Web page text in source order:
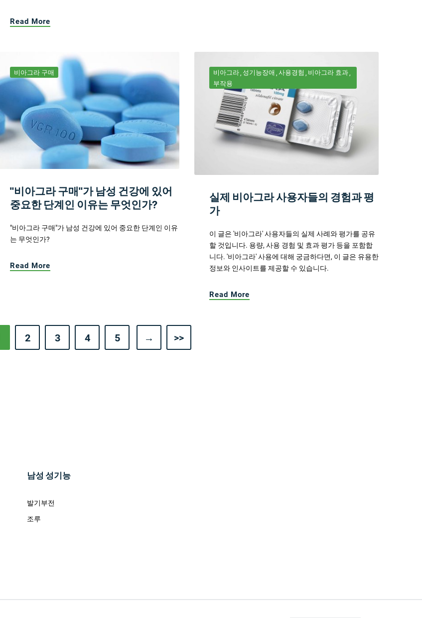
Read More
비아그라 구매
"비아그라 구매"가 남성 건강에 있어
중요한 단계인 이유는 무엇인가?
"비아그라 구매"가 남성 건강에 있어 중요한 단계인 이유
는 무엇인가?
Read More
비아그라 성기능장애 사용경험
비아그라 효과
부작용
실제 비아그라 사용자들의 경험과 평
가
이 글은 '비아그라' 사용자들의 실제 사례와 평가를 공유
할 것입니다. 용량, 사용 경험 및 효과 평가 등을 포함합
니다. '비아그라' 사용에 대해 궁금하다면, 이 글은 유용한
정보와 인사이트를 제공할 수 있습니다.
Read More
2 3 4 5 → >>
남성 성기능
발기부전
조루